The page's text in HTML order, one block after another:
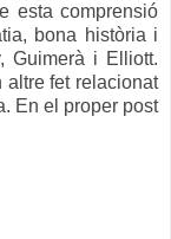
esta comprensió
bona història i
Guimerà i Elliott.
altre fet relacionat
En el proper post